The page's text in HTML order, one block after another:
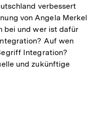
verbessert
von Angela Merkel
bei und wer ist dafür
Auf wen
Integration?
und zukünftige